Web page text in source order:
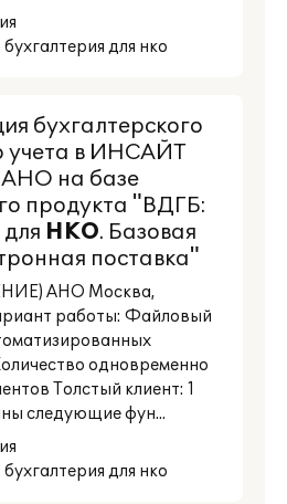
для нко
бухгалтерского
учета в ИНСАЙТ
на базе
продукта "ВДГБ:
НКО. Базовая
поставка"
АНО Москва,
работы: Файловый
одновременно
Толстый клиент: 1
следующие фун...
для нко